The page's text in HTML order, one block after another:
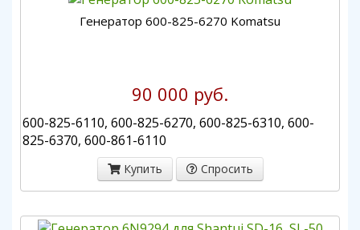
Генератор 600-825-6270 Komatsu
90 000 руб.
600-825-6110, 600-825-6270, 600-825-6310, 600-
825-6370, 600-861-6110
Купить Спросить